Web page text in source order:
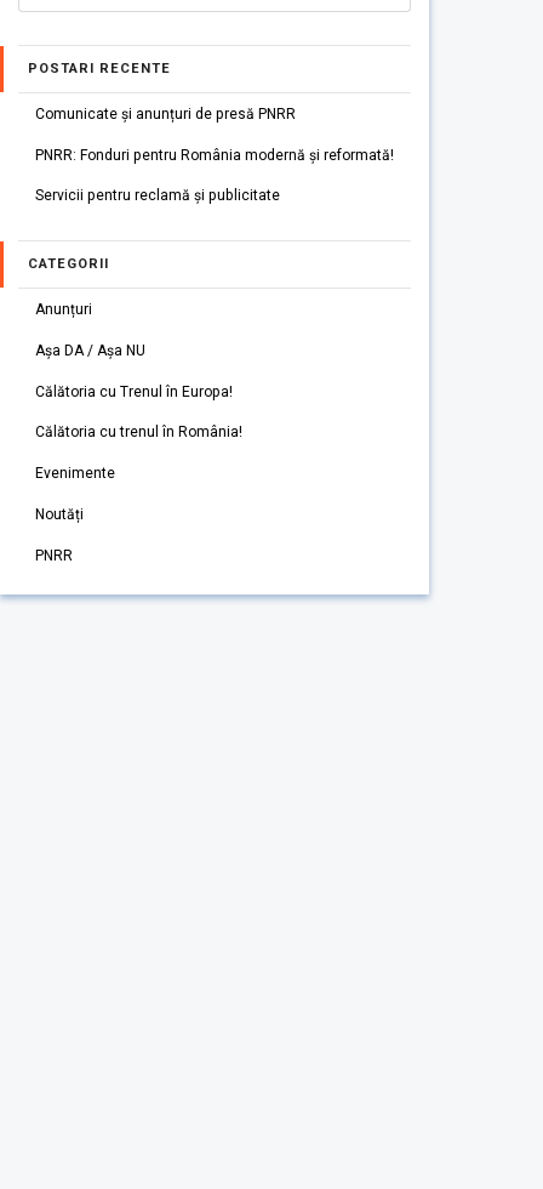
POSTARI RECENTE
Comunicate și anunțuri de presă PNRR
PNRR: Fonduri pentru România modernă și reformată!
Servicii pentru reclamă și publicitate
CATEGORII
Anunțuri
Așa DA / Așa NU
Călătoria cu Trenul în Europa!
Călătoria cu trenul în România!
Evenimente
Noutăți
PNRR